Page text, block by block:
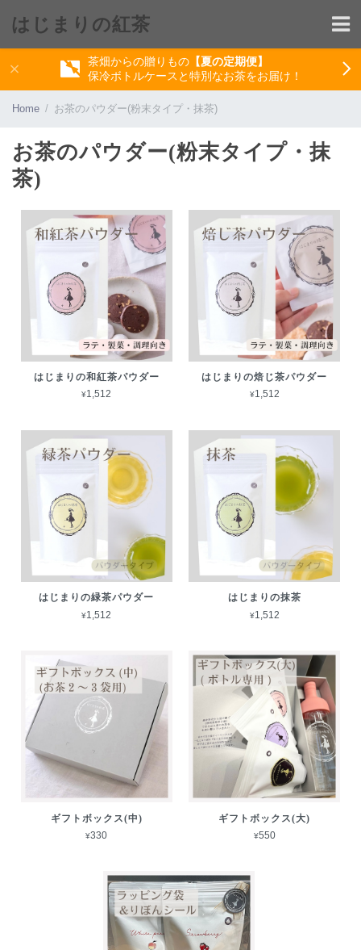
茶畑からの贈りもの【夏の定期便】
保冷ボトルケースと特別なお茶をお届け！
はじまりの紅茶
Home お茶のパウダー(粉末タイプ・抹茶)
お茶のパウダー(粉末タイプ・抹
茶)
はじまりの和紅茶パウダー
¥1,512
はじまりの焙じ茶パウダー
¥1,512
はじまりの緑茶パウダー
¥1,512
はじまりの抹茶
¥1,512
ギフトボックス(中)
¥330
ギフトボックス(大)
¥550